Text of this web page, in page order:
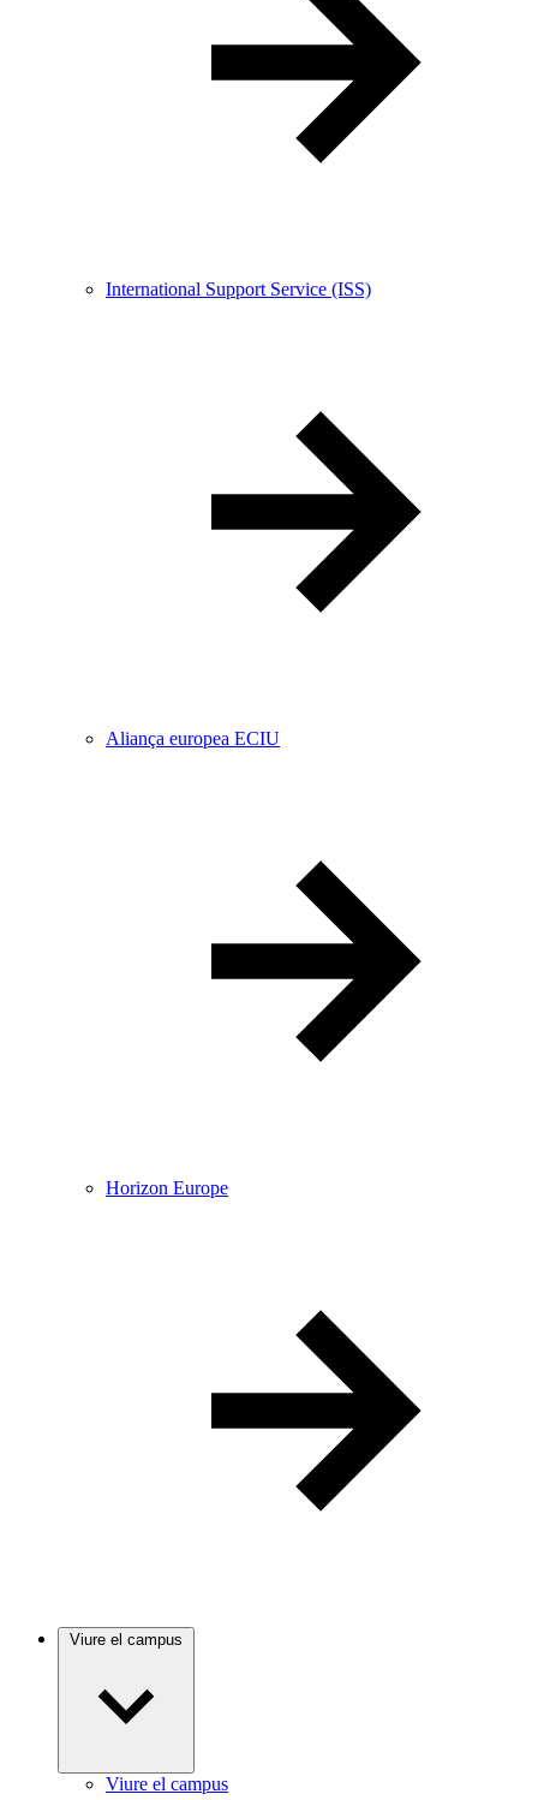
International Support Service (ISS)
Aliança europea ECIU
Horizon Europe
Viure el campus
Viure el campus